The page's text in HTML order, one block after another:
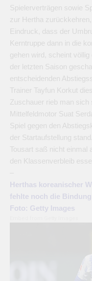
Spielerverträgen sowie
zur Hertha
Eindruck, dass der
Kerntruppe dann in die
gehen wird, scheint
der letzten Saison
entscheidenden
Trainer Tayfun Korkut
Zuschauer rieb man sich
Mittelfeldmotor Suat
Spiel gegen den
der Startaufstellung
Tousart saß nicht einmal
den Klassenverbleib
–
Herthas koreanischer
fehlte noch die Bindung
Foto: Getty Images